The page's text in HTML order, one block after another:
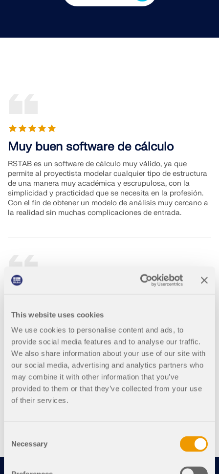
This website uses cookies
We use cookies to personalise content and ads, to
provide social media features and to analyse our traffic.
We also share information about your use of our site with
our social media, advertising and analytics partners who
may combine it with other information that you’ve
provided to them or that they’ve collected from your use
of their services.
Selection
Necessary
Muy buen software de cálculo
RSTAB es un software de cálculo muy válido, ya que
permite al proyectista modelar cualquier tipo de estructura
de una manera muy académica y escrupulosa, con la
simplicidad y practicidad que se necesita en la profesión.
Con el fin de obtener un modelo de análisis muy cercano a
la realidad sin muchas complicaciones de entrada.
Satisfecho durante muchos años
Desde hace muchos años trabajo con programas de su
empresa con pausas de hasta un año. He podido seguir
bien el progreso de su software. Siempre es grato ver lo
rápido que se puede estar de nuevo en la materia después
de una larga pausa. Actualmente estoy realizando análisis
detallados con RFEM, en este caso he importado un
modelo global de RSTAB a RFEM y estoy construyendo
sobre él.